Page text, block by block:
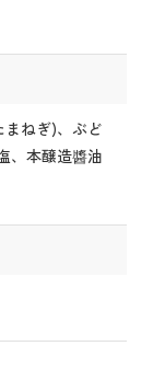
ねぎ)、ぶど
、本醸造醬油